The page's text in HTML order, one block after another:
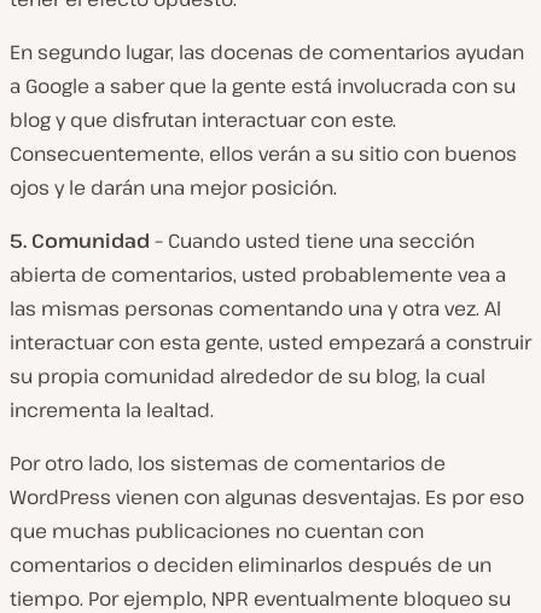
En segundo lugar, las docenas de comentarios ayudan
a Google a saber que la gente está involucrada con su
blog y que disfrutan interactuar con este.
Consecuentemente, ellos verán a su sitio con buenos
ojos y le darán una mejor posición.
5. Comunidad – Cuando usted tiene una sección
abierta de comentarios, usted probablemente vea a
las mismas personas comentando una y otra vez. Al
interactuar con esta gente, usted empezará a construir
su propia comunidad alrededor de su blog, la cual
incrementa la lealtad.
Por otro lado, los sistemas de comentarios de
WordPress vienen con algunas desventajas. Es por eso
que muchas publicaciones no cuentan con
comentarios o deciden eliminarlos después de un
tiempo. Por ejemplo, NPR eventualmente bloqueo su